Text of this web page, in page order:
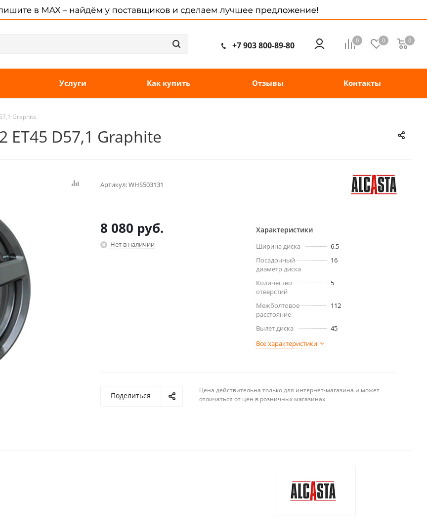
0 0 0
+7 903 800-89-80
Услуги Как купить Отзывы Контакты
Graphite
ET45 D57,1 Graphite
Артикул:WHS503131
8 080 руб.
Нет в наличии
Характеристики
Ширина диска
6.5
Посадочный
диаметр диска
16
Количество
отверстий
5
Межболтовое
расстояние
112
Вылет диска
45
Все характеристики
Поделиться
Цена действительна только для интернет-магазина и может
отличаться от цен в розничных магазинах